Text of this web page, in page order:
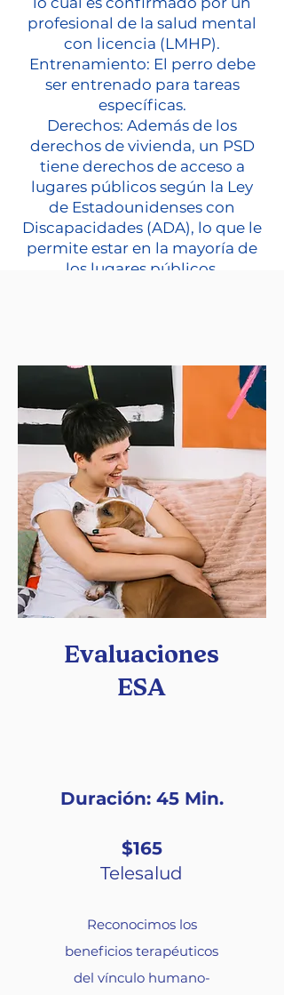
profesional de la salud mental
con licencia (LMHP).
Entrenamiento: El perro debe
ser entrenado para tareas
específicas.
Derechos: Además de los
derechos de vivienda, un PSD
tiene derechos de acceso a
lugares públicos según la Ley
de Estadounidenses con
Discapacidades (ADA), lo que le
permite estar en la mayoría de
los lugares públicos.
Evaluaciones
ESA
Duración: 45 Min.
$165
Telesalud
Reconocimos los
beneficios terapéuticos
del vínculo humano-